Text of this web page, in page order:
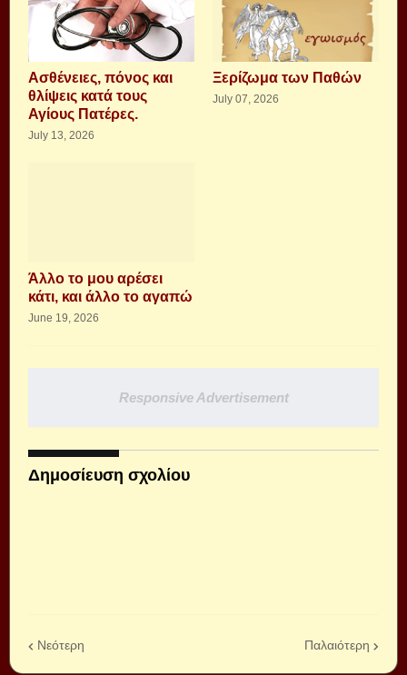
Aσθένειες, πόνος και
θλίψεις κατά τους
Αγίους Πατέρες.
July 13, 2026
Ξερίζωμα των Παθών
July 07, 2026
Άλλο το μου αρέσει
κάτι, και άλλο το αγαπώ
June 19, 2026
Responsive Advertisement
Δημοσίευση σχολίου
Νεότερη Παλαιότερη